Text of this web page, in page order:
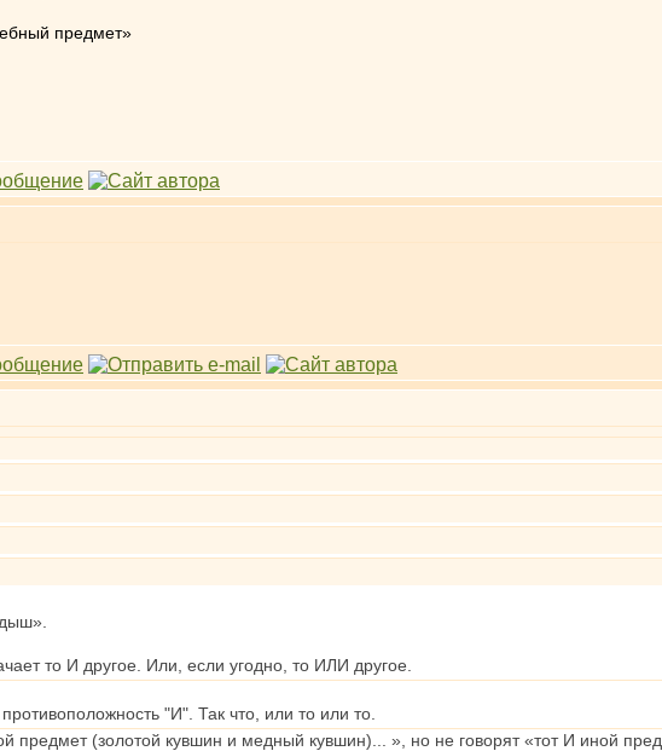
предмет»
то И другое. Или, если угодно, то ИЛИ другое.
"И". Так что, или то или то.
предмет (золотой кувшин и медный кувшин)... », но не говорят «тот И иной